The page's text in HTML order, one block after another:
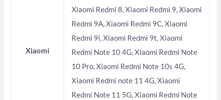
Xiaomi
Xiaomi Redmi 8, Xiaomi Redmi 9, Xiaomi
Redmi 9A, Xiaomi Redmi 9C, Xiaomi
Redmi 9i, Xiaomi Redmi 9t, Xiaomi
Redmi Note 10 4G, Xiaomi Redmi Note
10 Pro, Xiaomi Redmi Note 10s 4G,
Xiaomi Redmi note 11 4G, Xiaomi
Redmi Note 11 5G, Xiaomi Redmi Note